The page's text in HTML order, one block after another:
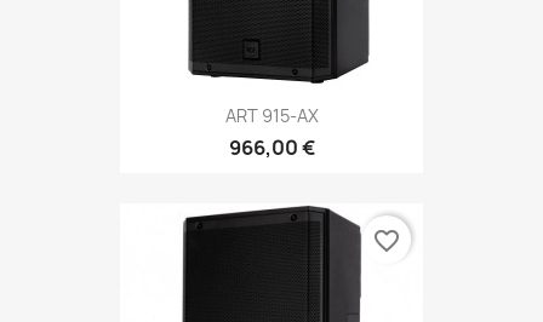
ART 915-AX
966,00 €
favorite_border